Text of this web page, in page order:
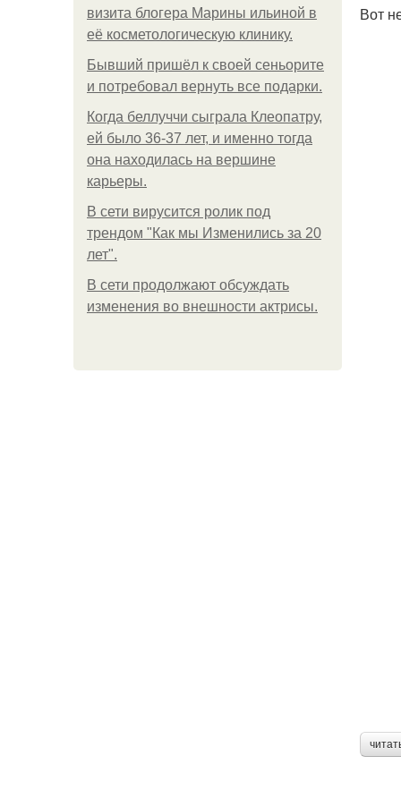
визита блогера Марины ильиной в
её косметологическую клинику.
Бывший пришёл к своей сеньорите
и потребовал вернуть все подарки.
Когда беллуччи сыграла Клеопатру,
ей было 36-37 лет, и именно тогда
она находилась на вершине
карьеры.
В сети вирусится ролик под
трендом "Как мы Изменились за 20
лет".
В сети продолжают обсуждать
изменения во внешности актрисы.
Вот